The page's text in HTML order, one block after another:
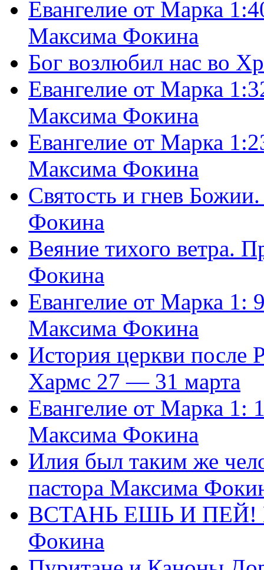
Евангелие от Марка
Максима Фокина
Бог возлюбил нас во
Евангелие от Марка
Максима Фокина
Евангелие от Марка
Максима Фокина
Святость и гнев
Фокина
Веяние тихого ветра.
Фокина
Евангелие от Марка 1:
Максима Фокина
История церкви
Хармс 27 — 31 марта
Евангелие от Марка 1:
Максима Фокина
Илия был таким же
пастора Максима
ВСТАНЬ ЕШЬ И ПЕЙ!
Фокина